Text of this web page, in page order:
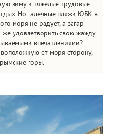
зиму и тяжелые трудовые
Но галечные пляжи ЮБК в
моря не радует, а загар
удовлетворить свою жажду
впечатлениями?
от моря сторону,
горы.